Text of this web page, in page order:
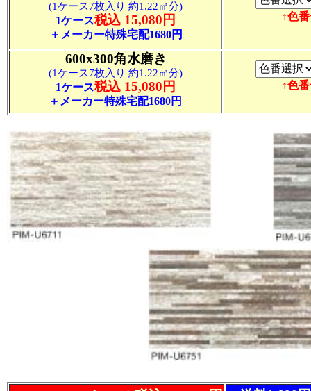
(1ケース7枚入り 約1.22㎡分)
1ケース税込 15,080円
＋メーカー特殊宅配1680円
↑色
600x300角水磨き
(1ケース7枚入り 約1.22㎡分)
1ケース税込 15,080円
＋メーカー特殊宅配1680円
↑色